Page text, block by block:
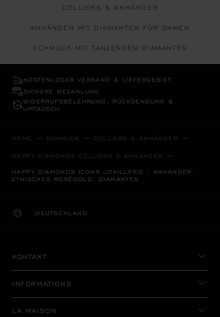
COLLIERS & ANHÄNGER
ANHÄNGER MIT DIAMANTEN FÜR DAMEN
SCHMUCK MIT TANZENDEN DIAMANTEN
KOSTENLOSER VERSAND & LIEFERGEBIET
SICHERE BEZAHLUNG
WIDERRUFS­BELEHRUNG, RÜCKSENDUNG &
UMTAUSCH
HOME SCHMUCK COLLIERS & ANHÄNGER
HAPPY DIAMONDS COLLIERS & ANHÄNGER
HAPPY DIAMONDS ICONS JOAILLERIE - ANHÄNGER,
ETHISCHES ROSÉGOLD, DIAMANTEN
DEUTSCHLAND
LOKALISIERUNG (LAND ÄNDERN)
LAND ÄNDERN
KONTAKT
INFORMATIONS
LA MAISON